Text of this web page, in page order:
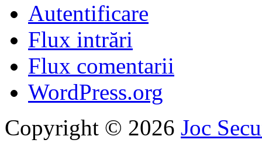
Autentificare
Flux intrări
Flux comentarii
WordPress.org
Copyright © 2026 Joc